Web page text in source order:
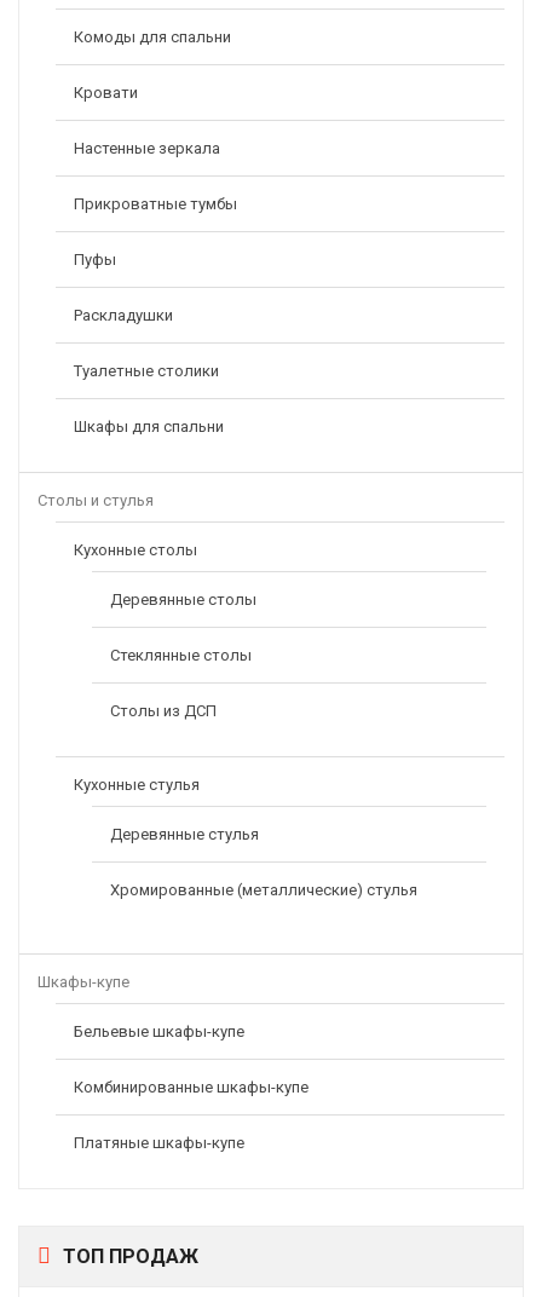
Комоды для спальни
Кровати
Настенные зеркала
Прикроватные тумбы
Пуфы
Раскладушки
Туалетные столики
Шкафы для спальни
Столы и стулья
Кухонные столы
Деревянные столы
Стеклянные столы
Столы из ДСП
Кухонные стулья
Деревянные стулья
Хромированные (металлические) стулья
Шкафы-купе
Бельевые шкафы-купе
Комбинированные шкафы-купе
Платяные шкафы-купе
ТОП ПРОДАЖ